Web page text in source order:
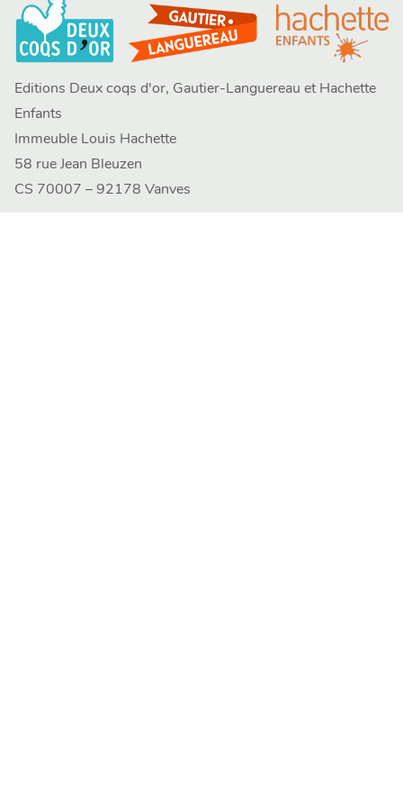
Editions Deux coqs d'or, Gautier-Languereau et Hachette
Enfants
Immeuble Louis Hachette
58 rue Jean Bleuzen
CS 70007 – 92178 Vanves